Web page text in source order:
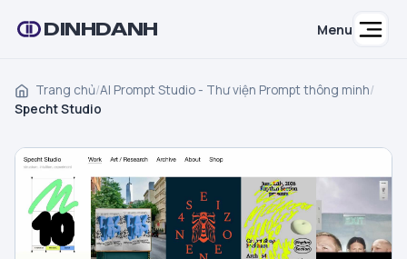
DINHDANH Menu
Trang chủ/AI Prompt Studio - Thư viện Prompt thông minh/
Specht Studio